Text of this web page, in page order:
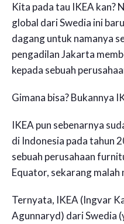
Kita pada tau IKEA kan?
global dari Swedia ini
dagang untuk namanya
pengadilan Jakarta
kepada sebuah
Gimana bisa? Bukannya
IKEA pun sebenarnya
di Indonesia pada tahun
sebuah perusahaan
Equator, sekarang malah
Ternyata, IKEA (Ingvar
Agunnaryd) dari Swedia